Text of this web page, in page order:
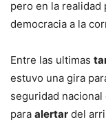
pero en la realidad
democracia a la
Entre las ultimas
estuvo una gira
seguridad
para alertar del